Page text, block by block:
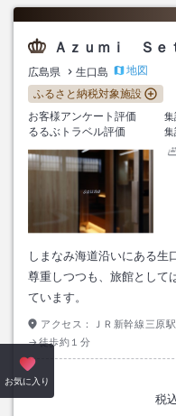
Ａｚｕｍｉ Ｓｅ
広島県 生口島
地図
ふるさと納税対象施設
お客様アンケート評価
集
るるぶトラベル評価
集
しまなみ海道沿いにある生
尊重しつつも、旅館として
ています。
アクセス：
ＪＲ新幹線三原
→徒歩約１分
税
お気に入り